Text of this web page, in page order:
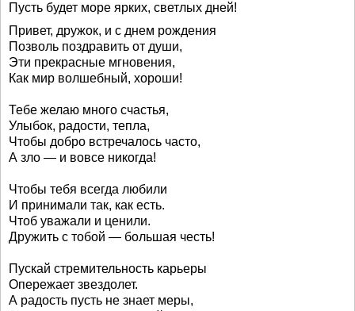
Пусть будет море ярких, светлых дней!
Привет, дружок, и с днем рождения
Позволь поздравить от души,
Эти прекрасные мгновения,
Как мир волшебный, хороши!
Тебе желаю много счастья,
Улыбок, радости, тепла,
Чтобы добро встречалось часто,
А зло — и вовсе никогда!
Чтобы тебя всегда любили
И принимали так, как есть.
Чтоб уважали и ценили.
Дружить с тобой — большая честь!
Пускай стремительность карьеры
Опережает звездолет.
А радость пусть не знает меры,